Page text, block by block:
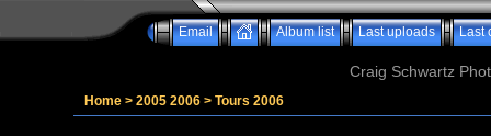
Email Album list Last uploads Last
Craig Schwartz
Home > 2005 2006 > Tours 2006